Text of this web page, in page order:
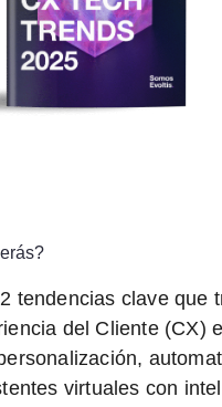
tendencias clave que
del Cliente (CX)
virtuales con